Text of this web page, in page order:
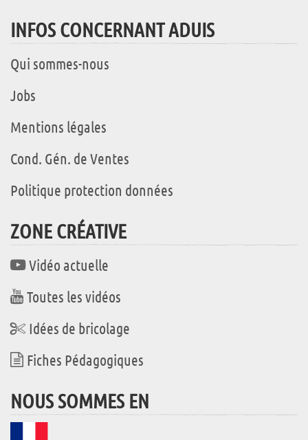
INFOS CONCERNANT ADUIS
Qui sommes-nous
Jobs
Mentions légales
Cond. Gén. de Ventes
Politique protection données
ZONE CRÉATIVE
Vidéo actuelle
Toutes les vidéos
Idées de bricolage
Fiches Pédagogiques
NOUS SOMMES EN